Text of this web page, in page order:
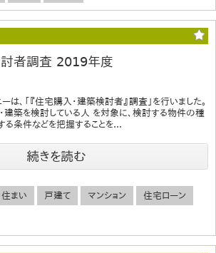
討者調査 2019年度
は、「『住宅購入・建築検討者』調査」を行いました。
建築を検討している人 を対象に、検討する物件の種
る条件などを把握することを...
続きを読む
住まい 戸建て マンション 住宅ローン